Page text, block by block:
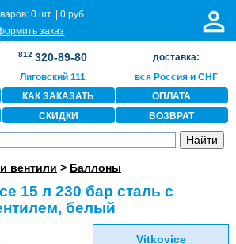
0 шт. |0 руб.
заказ
812 320-89-80
Лиговский 111
доставка:
вся Россия и СНГ
КАК ЗАКАЗАТЬ
ОПЛАТА
СКИДКИ ВОЗВРАТ
вентили > Баллоны
15 л 230 бар сталь c
белый
Vitkovice